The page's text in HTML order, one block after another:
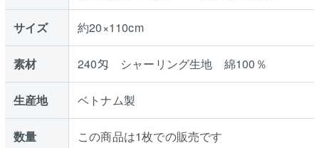
サイズ 約20×110cm
素材 240匁 シャーリング生地 綿100％
生産地 ベトナム製
数量 この商品は1枚での販売です